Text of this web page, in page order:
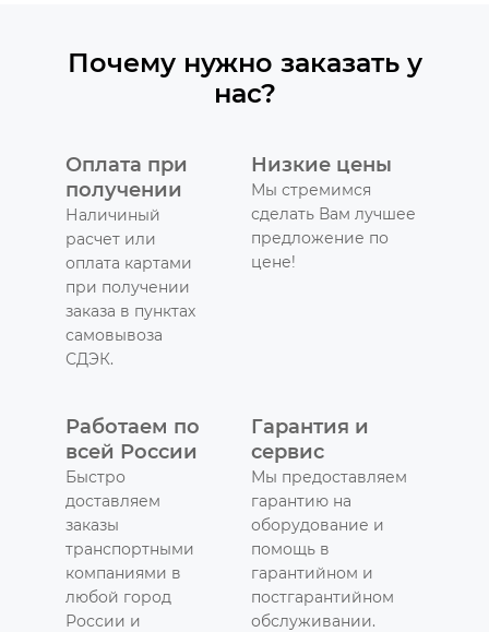
Почему нужно заказать у
нас?
Оплата при
получении
Наличиный
расчет или
оплата картами
при получении
заказа в пунктах
самовывоза
СДЭК.
Низкие цены
Мы стремимся
сделать Вам лучшее
предложение по
цене!
Работаем по
всей России
Быстро
доставляем
заказы
транспортными
компаниями в
любой город
России и
Гарантия и
сервис
Мы предоставляем
гарантию на
оборудование и
помощь в
гарантийном и
постгарантийном
обслуживании.